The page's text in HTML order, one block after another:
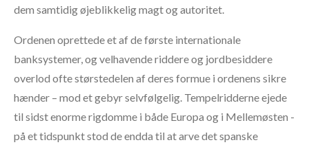
dem samtidig øjeblikkelig magt og autoritet.
Ordenen oprettede et af de første internationale
banksystemer, og velhavende riddere og jordbesiddere
overlod ofte størstedelen af deres formue i ordenens sikre
hænder – mod et gebyr selvfølgelig. Tempelridderne ejede
til sidst enorme rigdomme i både Europa og i Mellemøsten -
på et tidspunkt stod de endda til at arve det spanske